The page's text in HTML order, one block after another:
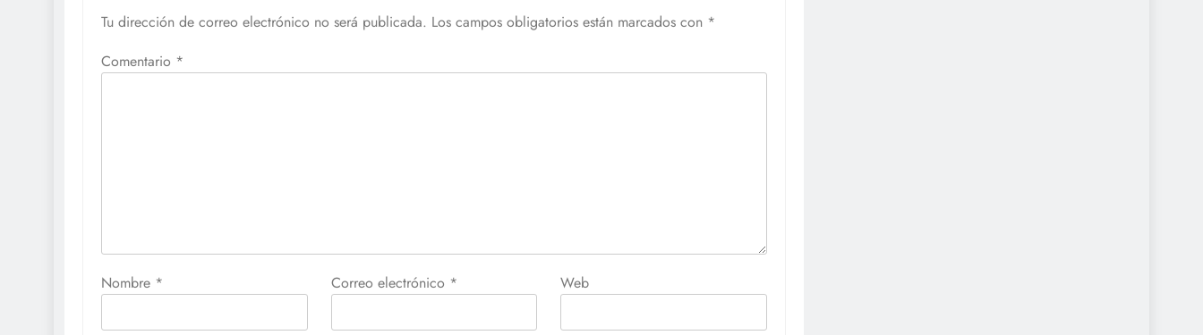
Tu dirección de correo electrónico no será publicada. Los campos obligatorios están marcados con *
Comentario *
Nombre * Correo electrónico * Web